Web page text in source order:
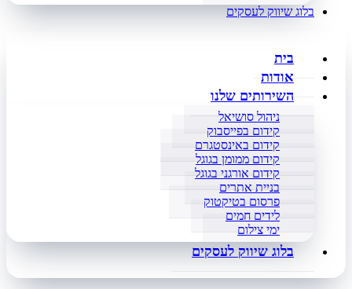
בלוג שיווק לעסקים
בית
אודות
השירותים שלנו
ניהול סושיאל
קידום בפייסבוק
קידום באינסטגרם
קידום ממומן בגוגל
קידום אורגני בגוגל
בניית אתרים
פרסום בטיקטוק
לידים חמים
ימי צילום
בלוג שיווק לעסקים